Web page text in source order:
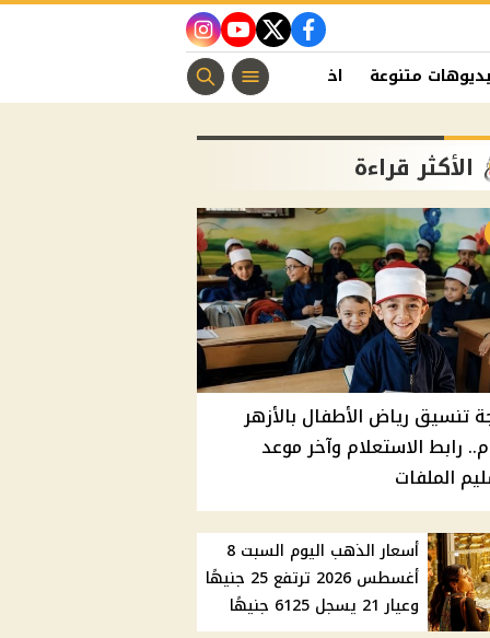
facebook
twitter
youtube
instagram
متنوعة اخبار الفن منوعات مسيحية
الأكثر قراءة
تنسيق رياض الأطفال بالأزهر
رابط الاستعلام وآخر موعد
الملفات
أسعار الذهب اليوم السبت 8
أغسطس 2026 ترتفع 25 جنيهًا
وعيار 21 يسجل 6125 جنيهًا